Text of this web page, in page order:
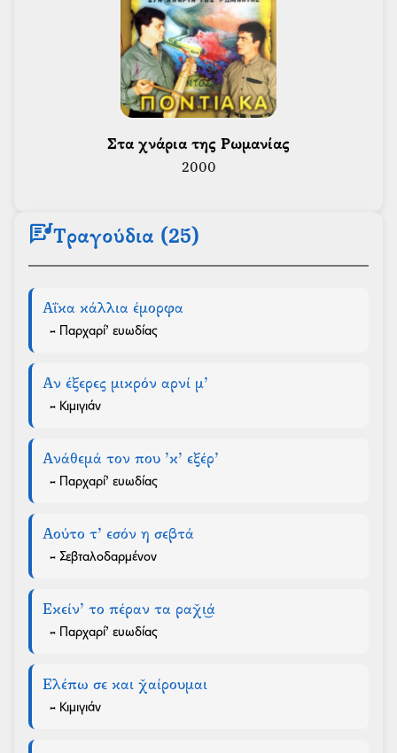
Στα χνάρια της Ρωμανίας
2000
lyricsΤραγούδια (25)
Αΐκα κάλλια έμορφα
- Παρχαρί’ ευωδίας
Αν έξερες μικρόν αρνί μ’
- Κιμιγιάν
Ανάθεμά τον που ’κ’ εξέρ’
- Παρχαρί’ ευωδίας
Αούτο τ’ εσόν η σεβτά
- Σεβταλοδαρμένον
Εκείν’ το πέραν τα ραχ̌ι͜ά
- Παρχαρί’ ευωδίας
Ελέπω σε και χ̌αίρουμαι
- Κιμιγιάν